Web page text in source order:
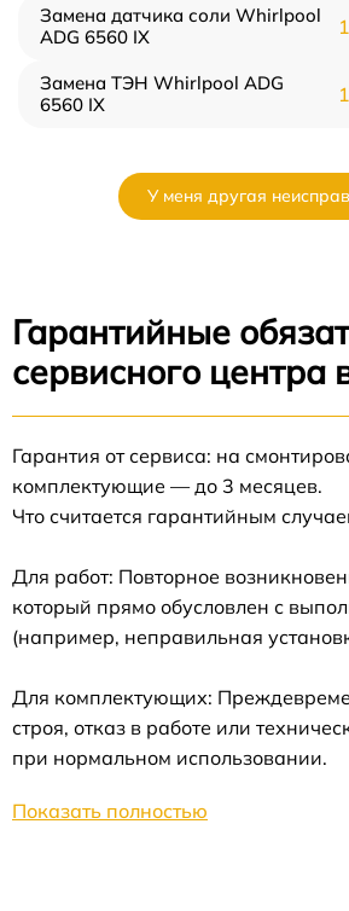
Замена датчика соли Whirlpool
ADG 6560 IX
Замена ТЭН Whirlpool ADG
6560 IX
У меня другая
Гарантийные
сервисного центра
Гарантия от сервиса: на
комплектующие — до 3 месяцев.
Что считается гарантийным
Для работ: Повторное
который прямо обусловлен с
(например, неправильная
Для комплектующих:
строя, отказ в работе или
при нормальном использовании.
Показать полностью